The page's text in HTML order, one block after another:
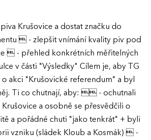
Krušovice a dostat značku do
 - zlepšit vnímání kvality piv pod
 - přehled konkrétních měřitelných
v části "Výsledky" Cílem je, aby TG
akci "Krušovické referendum" a byl
Ti co chutnají, aby:  - ochutnali
a osobně se přesvědčili o
a pořádné chuti "jako tenkrát" + byli
vzniku (sládek Kloub a Kosmák)  -